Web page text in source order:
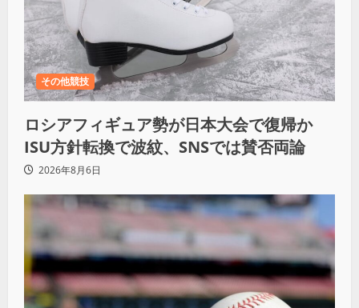
その他競技
ロシアフィギュア勢が日本大会で復帰か
ISU方針転換で波紋、SNSでは賛否両論
2026年8月6日